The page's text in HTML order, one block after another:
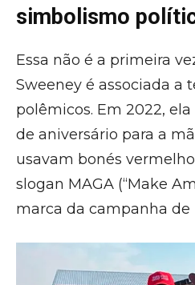
simbolismo
Essa não é a primeira
Sweeney é associada a
polêmicos. Em 2022,
de aniversário para a
usavam bonés
slogan MAGA (“Make
marca da campanha de